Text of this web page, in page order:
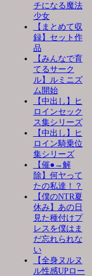
チになる魔法
少女
【まとめて収
録】セット作
品
【みんなで育
てるサーク
ル】ルミニズ
ム開始
【中出し】ヒ
ロインセック
ス集シリーズ
【中出し】ヒ
ロイン騎乗位
集シリーズ
【催●→解
除】何ヤって
たの私達！？
【僕のNTR夏
休み】あの日
見た種付けプ
レスを僕はま
だ忘れられな
い
【全身ヌルヌ
ル性感UPロー